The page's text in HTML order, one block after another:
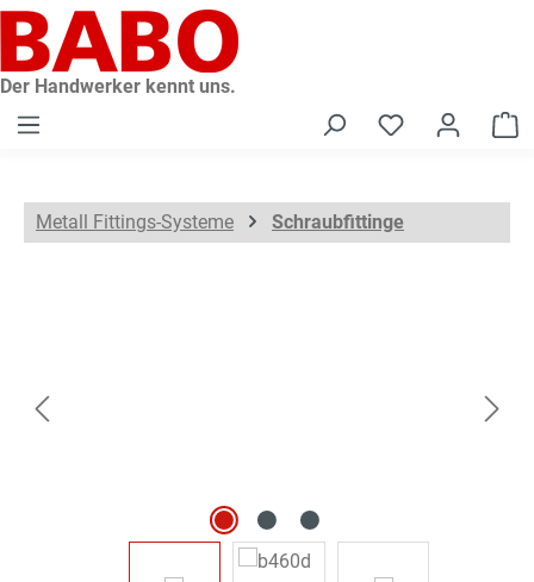
springen
Der Handwerker kennt uns.
Metall Fittings-Systeme Schraubfittinge